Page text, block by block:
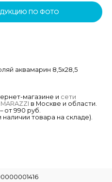
ПО ФОТО
аквамарин 8,5х28,5
магазине и сети
в Москве и области.
от 990 руб.
товара на складе).